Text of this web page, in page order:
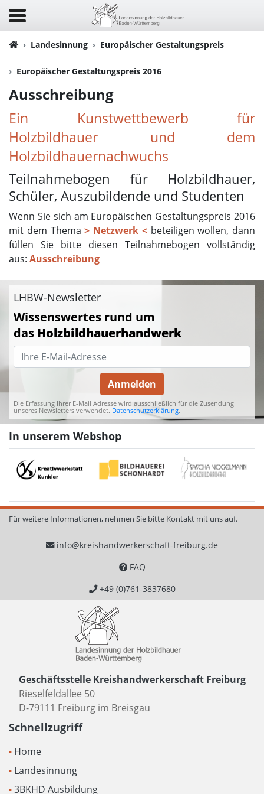
Landesinnung Europäischer Gestaltungspreis
Europäischer Gestaltungspreis 2016
Ausschreibung
Ein Kunstwettbewerb für
Holzbildhauer und dem
Holzbildhauernachwuchs
Teilnahmebogen für Holzbildhauer,
Schüler, Auszubildende und Studenten
Wenn Sie sich am Europäischen Gestaltungspreis 2016
mit dem Thema> Netzwerk <beteiligen wollen, dann
füllen Sie bitte diesen Teilnahmebogen vollständig
aus: Ausschreibung
LHBW-Newsletter
Wissenswertes rund um
das Holzbildhauerhandwerk
Anmelden
Die Erfassung Ihrer E-Mail Adresse wird ausschließlich für die Zusendung
unseres Newsletters verwendet. Datenschutzerklärung.
In unserem Webshop
Für weitere Informationen, nehmen Sie bitte Kontakt mit uns auf.
info@kreishandwerkerschaft-freiburg.de
FAQ
+49 (0)761-3837680
Geschäftsstelle Kreishandwerkerschaft Freiburg
Rieselfeldallee 50
D-79111 Freiburg im Breisgau
Schnellzugriff
Home
Landesinnung
3BKHD Ausbildung